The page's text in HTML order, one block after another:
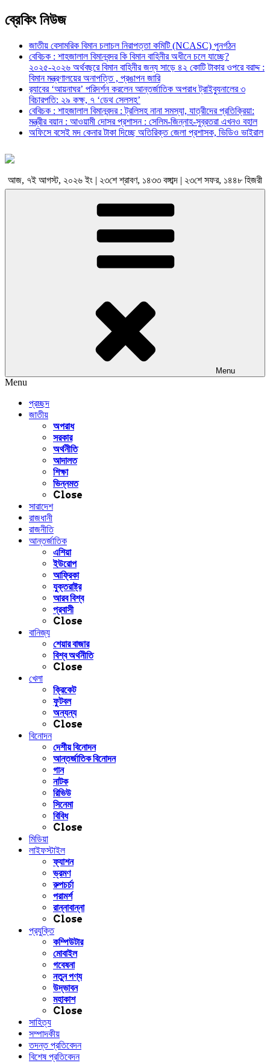
ব্রেকিং নিউজ
জাতীয় বেসামরিক বিমান চলাচল নিরাপত্তা কমিটি (NCASC) পুনর্গঠন
বেবিচক : শাহজালাল বিমানবন্দর কি বিমান বাহিনীর অধীনে চলে যাচ্ছে?
২০২৫-২০২৬ অর্থবছরে বিমান বাহিনীর জন্য সাড়ে ৪২ কোটি টাকার ওপরে বরাদ্দ :
বিমান মন্ত্রণালয়ের অনাপত্তি , প্রঙাপন জারি
র‍্যাবের ‘আয়নাঘর’ পরিদর্শন করলেন আন্তর্জাতিক অপরাধ ট্রাইব্যুনালের ৩
বিচারপতি: ২৯ কক্ষ, ৭ ‘ডেথ সেলসহ’
বেবিচক : শাহজালাল বিমানবন্দর : ট্রলিসহ নানা সমস্যা, যাত্রীদের প্রতিক্রিয়া:
মন্ত্রীর বয়ান : আওয়ামী দোসর প্রশাসন : সেলিম-জিন্নাহ-সুব্রতরা এখনও বহাল
অফিসে বসেই মদ কেনার টাকা দিচ্ছে অতিরিক্ত জেলা প্রশাসক, ভিডিও ভাইরাল
আজ, ৭ই আগস্ট, ২০২৬ ইং | ২৩শে শ্রাবণ, ১৪৩৩ বঙ্গাব্দ | ২৩শে সফর, ১৪৪৮ হিজরী
Menu
Menu
প্রচ্ছদ
জাতীয়
অপরাধ
সরকার
অর্থনীতি
আদালত
শিক্ষা
ভিন্নমত
Close
সারাদেশ
রাজধানী
রাজনীতি
আন্তর্জাতিক
এশিয়া
ইউরোপ
আফ্রিকা
যুক্তরাষ্ট্র
আরব বিশ্ব
প্রবাসী
Close
বানিজ্য
শেয়ার বাজার
বিশ্ব অর্থনীতি
Close
খেলা
ক্রিকেট
ফুটবল
অন্যন্য
Close
বিনোদন
দেশীয় বিনোদন
আন্তর্জাতিক বিনোদন
গান
নাটক
রিভিউ
সিনেমা
বিবিধ
Close
মিডিয়া
লাইফস্টাইল
ফ্যাশন
ভ্রমণ
রুপচর্চা
পরামর্শ
রান্নাবান্না
Close
প্রযুক্তি
কম্পিউটার
মোবাইল
গবেষনা
নতুন পণ্য
উদ্ভাবন
মহাকাশ
Close
সাহিত্য
সম্পাদকীয়
তদন্ত প্রতিবেদন
বিশেষ প্রতিবেদন